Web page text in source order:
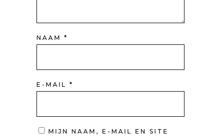
NAAM *
E-MAIL *
MIJN NAAM, E-MAIL EN SITE